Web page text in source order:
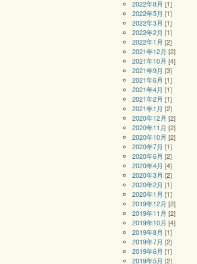
2022年8月 [1]
2022年5月 [1]
2022年3月 [1]
2022年2月 [1]
2022年1月 [2]
2021年12月 [2]
2021年10月 [4]
2021年9月 [3]
2021年6月 [1]
2021年4月 [1]
2021年2月 [1]
2021年1月 [2]
2020年12月 [2]
2020年11月 [2]
2020年10月 [2]
2020年7月 [1]
2020年6月 [2]
2020年4月 [4]
2020年3月 [2]
2020年2月 [1]
2020年1月 [1]
2019年12月 [2]
2019年11月 [2]
2019年10月 [4]
2019年8月 [1]
2019年7月 [2]
2019年6月 [1]
2019年5月 [2]